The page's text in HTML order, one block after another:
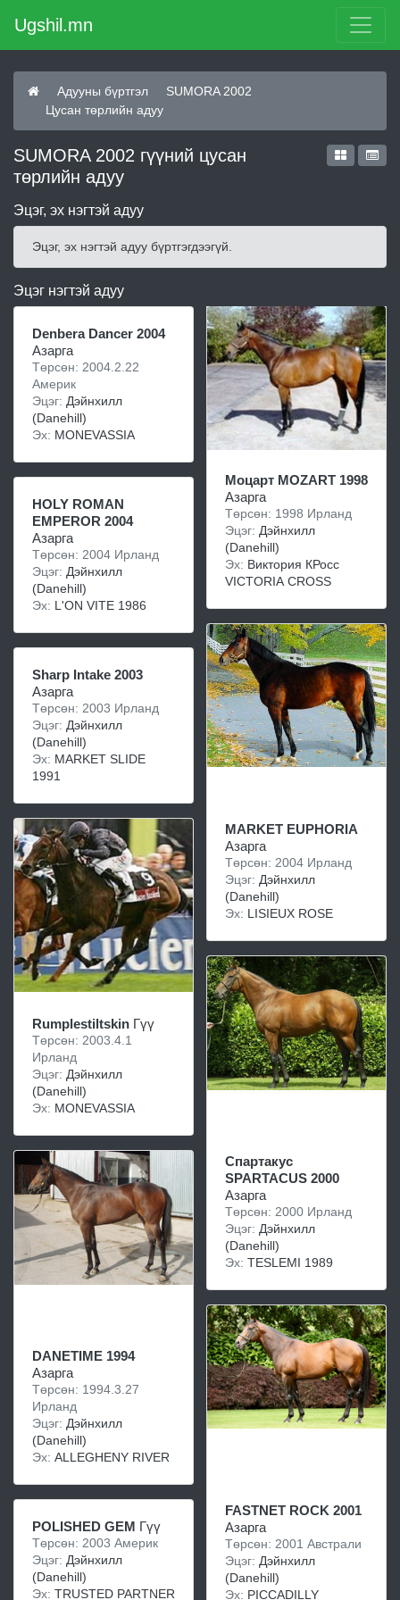
Ugshil.mn
Адууны бүртгэл
SUMORA 2002
Цусан төрлийн адуу
SUMORA 2002 гүүний цусан
төрлийн адуу
Эцэг, эх нэгтэй адуу
Эцэг, эх нэгтэй адуу бүртгэгдээгүй.
Эцэг нэгтэй адуу
Denbera Dancer 2004
Азарга
Төрсөн: 2004.2.22
Америк
Эцэг: Дэйнхилл
(Danehill)
Эх: MONEVASSIA
HOLY ROMAN
EMPEROR 2004
Азарга
Төрсөн: 2004 Ирланд
Эцэг: Дэйнхилл
(Danehill)
Эх: L'ON VITE 1986
Sharp Intake 2003
Азарга
Төрсөн: 2003 Ирланд
Эцэг: Дэйнхилл
(Danehill)
Эх: MARKET SLIDE
1991
Rumplestiltskin Гүү
Төрсөн: 2003.4.1
Ирланд
Эцэг: Дэйнхилл
(Danehill)
Эх: MONEVASSIA
DANETIME 1994
Азарга
Төрсөн: 1994.3.27
Ирланд
Эцэг: Дэйнхилл
(Danehill)
Эх: ALLEGHENY RIVER
POLISHED GEM Гүү
Төрсөн: 2003 Америк
Эцэг: Дэйнхилл
(Danehill)
Эх: TRUSTED PARTNER
Моцарт MOZART 1998
Азарга
Төрсөн: 1998 Ирланд
Эцэг: Дэйнхилл
(Danehill)
Эх: Виктория КРосс
VICTORIA CROSS
MARKET EUPHORIA
Азарга
Төрсөн: 2004 Ирланд
Эцэг: Дэйнхилл
(Danehill)
Эх: LISIEUX ROSE
Спартакус
SPARTACUS 2000
Азарга
Төрсөн: 2000 Ирланд
Эцэг: Дэйнхилл
(Danehill)
Эх: TESLEMI 1989
FASTNET ROCK 2001
Азарга
Төрсөн: 2001 Австрали
Эцэг: Дэйнхилл
(Danehill)
Эх: PICCADILLY